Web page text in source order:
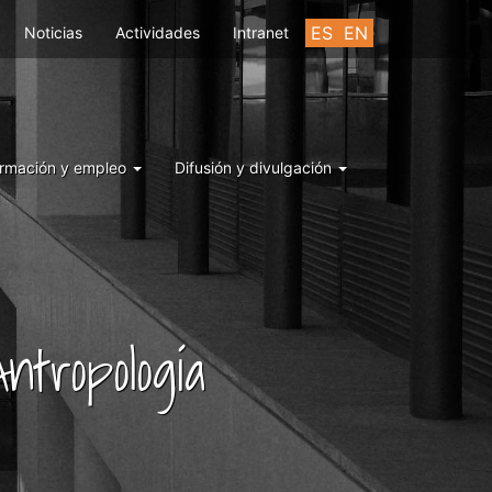
ES EN
Noticias Actividades Intranet
y empleo Difusión y divulgación